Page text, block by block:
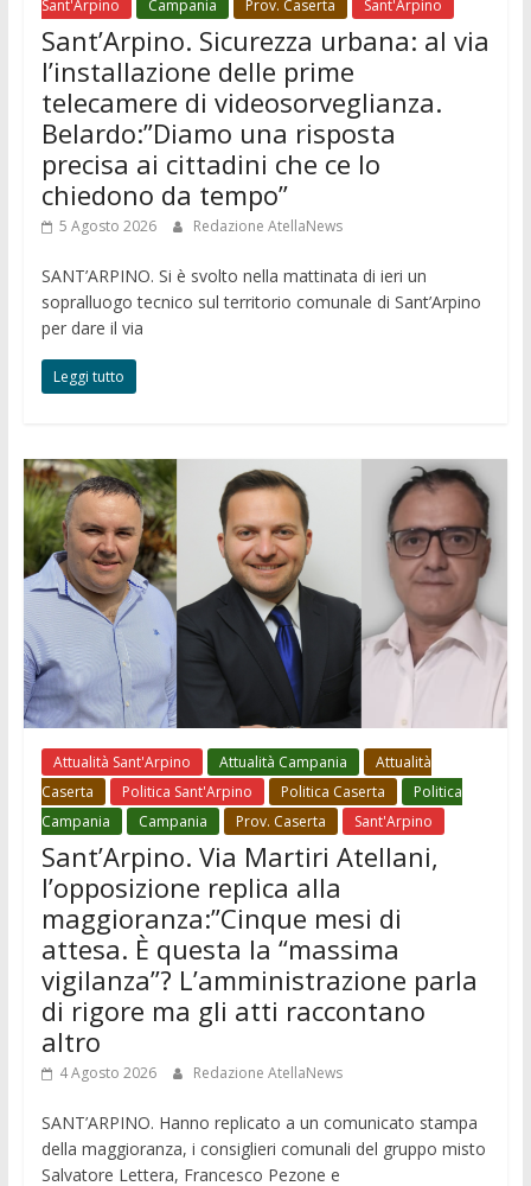
Sant'Arpino
Campania Prov. Caserta Sant'Arpino
Sant’Arpino. Sicurezza urbana: al via
l’installazione delle prime
telecamere di videosorveglianza.
Belardo:”Diamo una risposta
precisa ai cittadini che ce lo
chiedono da tempo”
5 Agosto 2026 Redazione AtellaNews
SANT’ARPINO. Si è svolto nella mattinata di ieri un
sopralluogo tecnico sul territorio comunale di Sant’Arpino
per dare il via
Leggi tutto
Attualità Sant'Arpino Attualità Campania
Attualità
Caserta
Politica Sant'Arpino Politica Caserta
Politica
Campania
Campania Prov. Caserta Sant'Arpino
Sant’Arpino. Via Martiri Atellani,
l’opposizione replica alla
maggioranza:”Cinque mesi di
attesa. È questa la “massima
vigilanza”? L’amministrazione parla
di rigore ma gli atti raccontano
altro
4 Agosto 2026 Redazione AtellaNews
SANT’ARPINO. Hanno replicato a un comunicato stampa
della maggioranza, i consiglieri comunali del gruppo misto
Salvatore Lettera, Francesco Pezone e